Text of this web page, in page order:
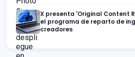
X presenta 'Original Content
el programa de reparto de
creadores